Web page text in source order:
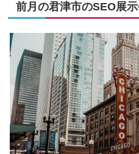
前月の君津市のSEO展